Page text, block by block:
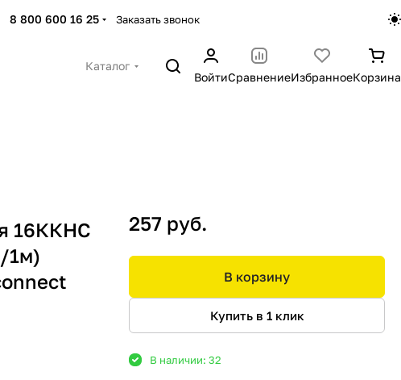
8 800 600 16 25 Заказать звонок
Каталог
ВойтиСравнениеИзбранноеКорзина
16ККНС
1м)
257 руб.
В корзину
Купить в 1 клик
В наличии: 32